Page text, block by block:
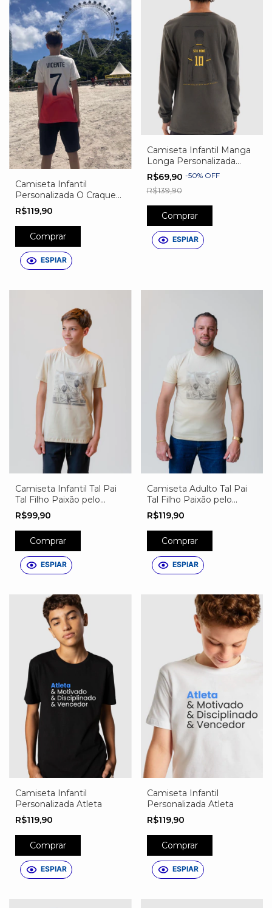
Camiseta Infantil
Personalizada O Craque
Tem Nome
R$119,90
Comprar
ESPIAR
Camiseta Infantil Manga
Longa Personalizada
Jogador de Futebol
R$69,90 -50% OFF
R$139,90
Comprar
ESPIAR
Camiseta Infantil Tal Pai
Tal Filho Paixão pelo
Futebol Personalizada
R$99,90
Comprar
ESPIAR
Camiseta Adulto Tal Pai
Tal Filho Paixão pelo
Futebol Personalizada
R$119,90
Comprar
ESPIAR
Camiseta Infantil
Personalizada Atleta
R$119,90
Comprar
ESPIAR
Camiseta Infantil
Personalizada Atleta
R$119,90
Comprar
ESPIAR